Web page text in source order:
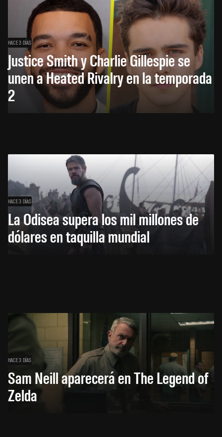
HACE 3 DÍAS
Justice Smith y Charlie Gillespie se
unen a Heated Rivalry en la temporada
2
HACE 3 DÍAS
La Odisea supera los mil millones de
dólares en taquilla mundial
HACE 3 DÍAS
Sam Neill aparecerá en The Legend of
Zelda